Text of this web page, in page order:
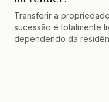
financeiras.
Transferir a
sucessão é totalmente
dependendo da